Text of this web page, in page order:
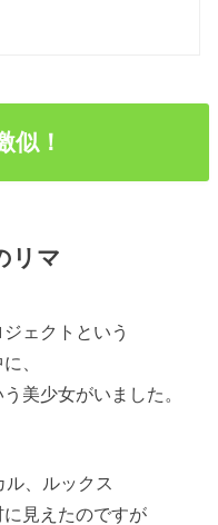
似！
リマ
ェクトという
、
美少女がいました。
、ルックス
見えたのですが